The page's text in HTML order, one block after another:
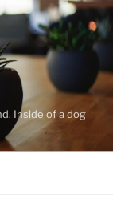
Inside of a dog